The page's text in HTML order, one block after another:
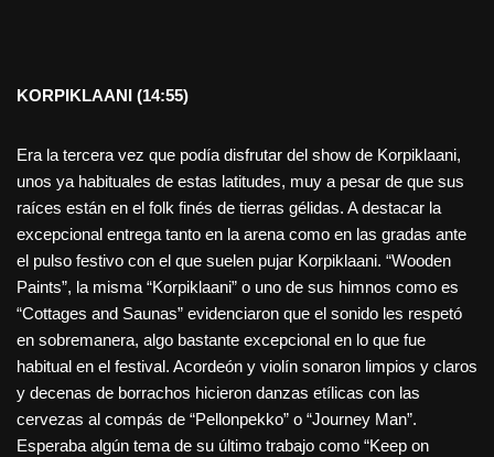
KORPIKLAANI (14:55)
Era la tercera vez que podía disfrutar del show de Korpiklaani,
unos ya habituales de estas latitudes, muy a pesar de que sus
raíces están en el folk finés de tierras gélidas. A destacar la
excepcional entrega tanto en la arena como en las gradas ante
el pulso festivo con el que suelen pujar Korpiklaani. “Wooden
Paints”, la misma “Korpiklaani” o uno de sus himnos como es
“Cottages and Saunas” evidenciaron que el sonido les respetó
en sobremanera, algo bastante excepcional en lo que fue
habitual en el festival. Acordeón y violín sonaron limpios y claros
y decenas de borrachos hicieron danzas etílicas con las
cervezas al compás de “Pellonpekko” o “Journey Man”.
Esperaba algún tema de su último trabajo como “Keep on